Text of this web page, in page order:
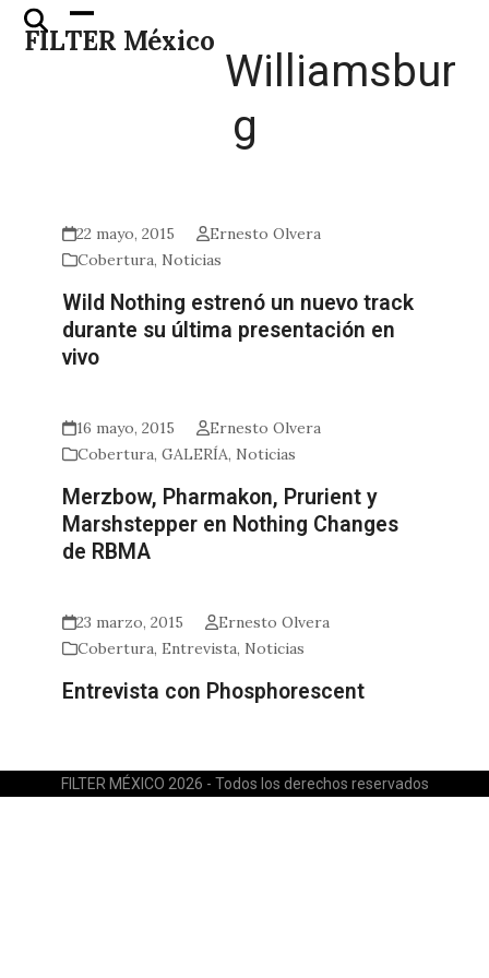
Skip
FILTER México
Open
mobile
Close
mobile
Williamsbur
g
22 mayo, 2015
Ernesto Olvera
Cobertura, Noticias
Wild Nothing estrenó un nuevo track
durante su última presentación en
vivo
16 mayo, 2015
Ernesto Olvera
Cobertura,GALERÍA, Noticias
Merzbow, Pharmakon, Prurient y
Marshstepper en Nothing Changes
de RBMA
23 marzo, 2015
Ernesto Olvera
Cobertura,Entrevista, Noticias
Entrevista con Phosphorescent
FILTER MÉXICO 2026 - Todos los derechos reservados